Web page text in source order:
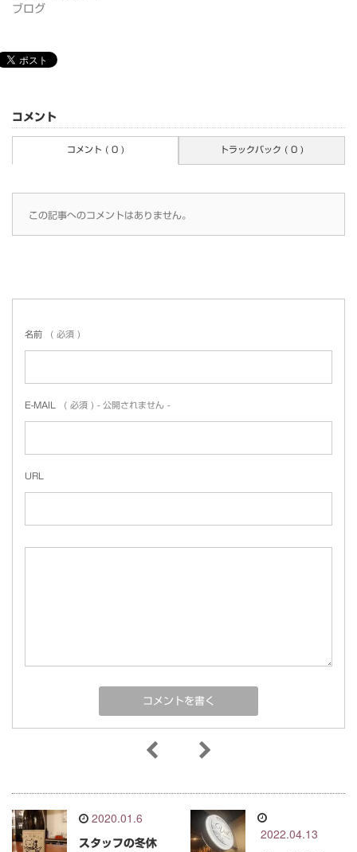
ブログ
コメント
コメント ( 0 ) トラックバック ( 0 )
この記事へのコメントはありません。
名前 ( 必須 )
E-MAIL ( 必須 ) - 公開されません -
URL
2020.01.6
スタッフの冬休
2022.04.13